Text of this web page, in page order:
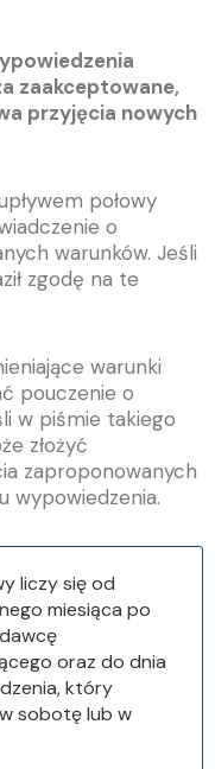
zaakceptowane,
przyjęcia nowych
połowy
o
warunków. Jeśli
zgodę na te
warunki
pouczenie o
w piśmie takiego
złożyć
zaproponowanych
wypowiedzenia.
liczy się od
miesiąca po
oraz do dnia
który
sobotę lub w